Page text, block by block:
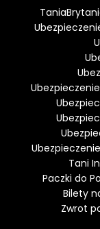
Tani
Paczki do
Bilety
Zwrot